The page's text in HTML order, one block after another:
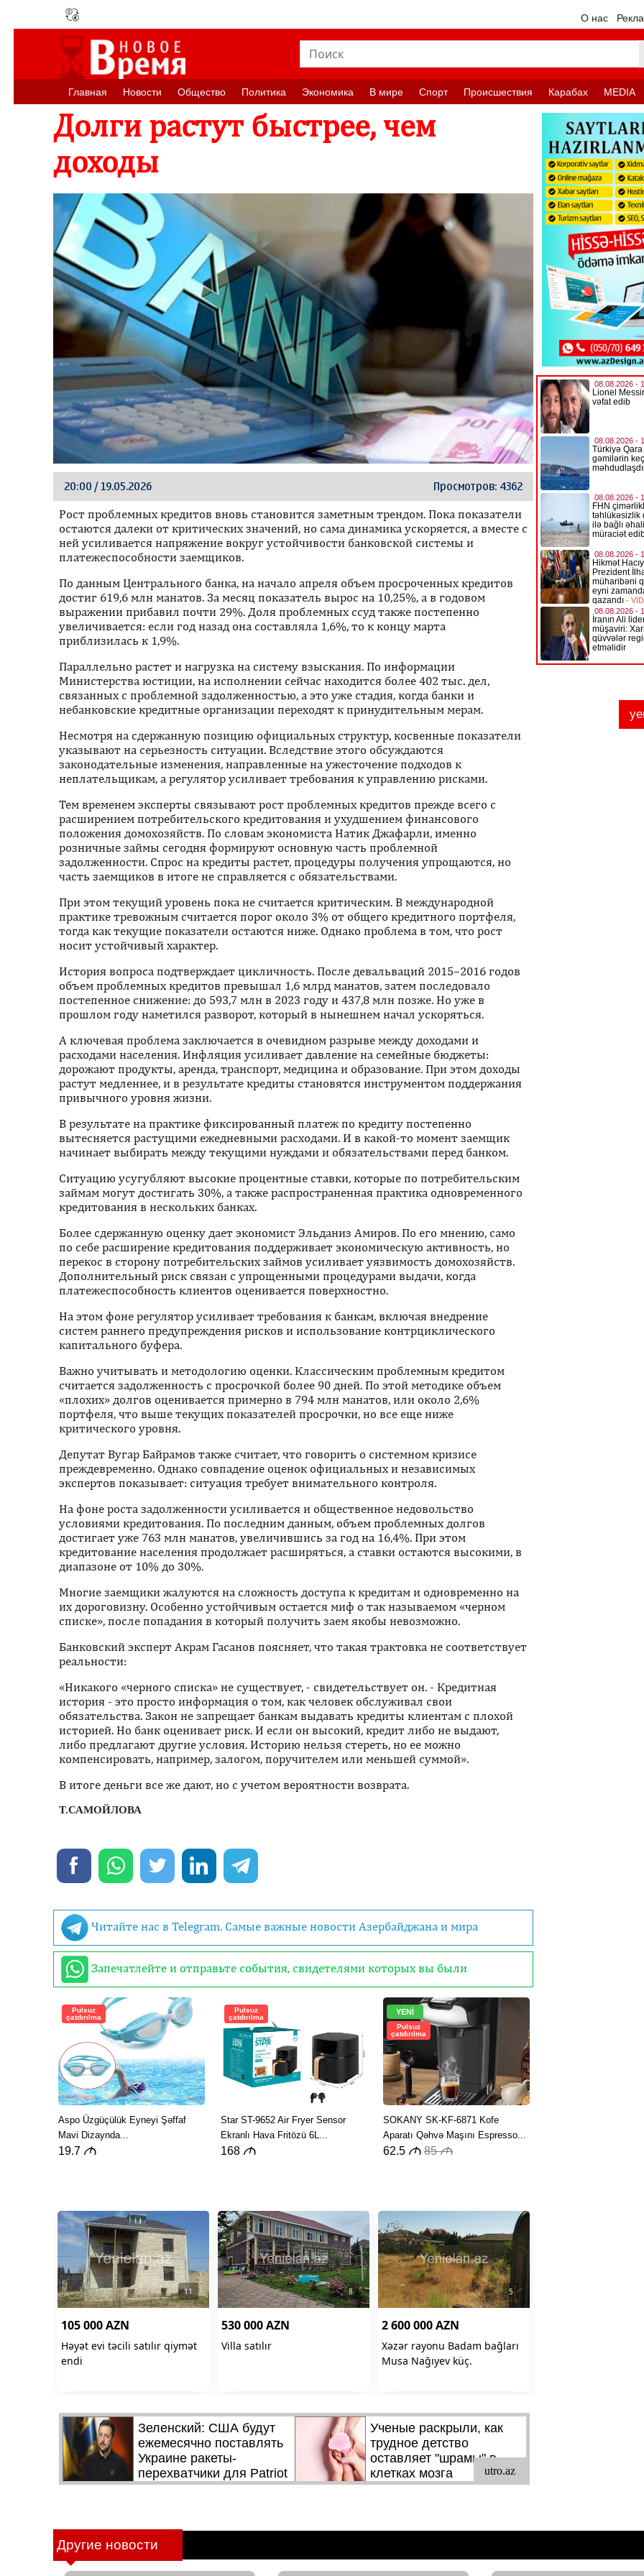
О нас
Главная Новости Oбщество Политика Экономика В мире Спорт Происшествия Карабах MEDIA
Долги растут быстрее, чем
доходы
20:00 / 19.05.2026 Просмотров: 4362
Рост проблемных кредитов вновь становится заметным трендом. Пока показатели
остаются далеки от критических значений, но сама динамика ускоряется, а вместе с
ней усиливается напряжение вокруг устойчивости банковской системы и
платежеспособности заемщиков.
По данным Центрального банка, на начало апреля объем просроченных кредитов
достиг 619,6 млн манатов. За месяц показатель вырос на 10,25%, а в годовом
выражении прибавил почти 29%. Доля проблемных ссуд также постепенно
увеличивается: если год назад она составляла 1,6%, то к концу марта
приблизилась к 1,9%.
Параллельно растет и нагрузка на систему взыскания. По информации
Министерства юстиции, на исполнении сейчас находится более 402 тыс. дел,
связанных с проблемной задолженностью, а это уже стадия, когда банки и
небанковские кредитные организации переходят к принудительным мерам.
Несмотря на сдержанную позицию официальных структур, косвенные показатели
указывают на серьезность ситуации. Вследствие этого обсуждаются
законодательные изменения, направленные на ужесточение подходов к
неплательщикам, а регулятор усиливает требования к управлению рисками.
Тем временем эксперты связывают рост проблемных кредитов прежде всего с
расширением потребительского кредитования и ухудшением финансового
положения домохозяйств. По словам экономиста Натик Джафарли, именно
розничные займы сегодня формируют основную часть проблемной
задолженности. Спрос на кредиты растет, процедуры получения упрощаются, но
часть заемщиков в итоге не справляется с обязательствами.
При этом текущий уровень пока не считается критическим. В международной
практике тревожным считается порог около 3% от общего кредитного портфеля,
тогда как текущие показатели остаются ниже. Однако проблема в том, что рост
носит устойчивый характер.
История вопроса подтверждает цикличность. После девальваций 2015–2016 годов
объем проблемных кредитов превышал 1,6 млрд манатов, затем последовало
постепенное снижение: до 593,7 млн в 2023 году и 437,8 млн позже. Но уже в
прошлом году наметился разворот, который в нынешнем начал ускоряться.
А ключевая проблема заключается в очевидном разрыве между доходами и
расходами населения. Инфляция усиливает давление на семейные бюджеты:
дорожают продукты, аренда, транспорт, медицина и образование. При этом доходы
растут медленнее, и в результате кредиты становятся инструментом поддержания
привычного уровня жизни.
В результате на практике фиксированный платеж по кредиту постепенно
вытесняется растущими ежедневными расходами. И в какой-то момент заемщик
начинает выбирать между текущими нуждами и обязательствами перед банком.
Ситуацию усугубляют высокие процентные ставки, которые по потребительским
займам могут достигать 30%, а также распространенная практика одновременного
кредитования в нескольких банках.
Более сдержанную оценку дает экономист Эльданиз Амиров. По его мнению, само
по себе расширение кредитования поддерживает экономическую активность, но
перекос в сторону потребительских займов усиливает уязвимость домохозяйств.
Дополнительный риск связан с упрощенными процедурами выдачи, когда
платежеспособность клиентов оценивается поверхностно.
На этом фоне регулятор усиливает требования к банкам, включая внедрение
систем раннего предупреждения рисков и использование контрциклического
капитального буфера.
Важно учитывать и методологию оценки. Классическим проблемным кредитом
считается задолженность с просрочкой более 90 дней. По этой методике объем
«плохих» долгов оценивается примерно в 794 млн манатов, или около 2,6%
портфеля, что выше текущих показателей просрочки, но все еще ниже
критического уровня.
Депутат Вугар Байрамов также считает, что говорить о системном кризисе
преждевременно. Однако совпадение оценок официальных и независимых
экспертов показывает: ситуация требует внимательного контроля.
На фоне роста задолженности усиливается и общественное недовольство
условиями кредитования. По последним данным, объем проблемных долгов
достигает уже 763 млн манатов, увеличившись за год на 16,4%. При этом
кредитование населения продолжает расширяться, а ставки остаются высокими, в
диапазоне от 10% до 30%.
Многие заемщики жалуются на сложность доступа к кредитам и одновременно на
их дороговизну. Особенно устойчивым остается миф о так называемом «черном
списке», после попадания в который получить заем якобы невозможно.
Банковский эксперт Акрам Гасанов поясняет, что такая трактовка не соответствует
реальности:
«Никакого «черного списка» не существует, - свидетельствует он. - Кредитная
история - это просто информация о том, как человек обслуживал свои
обязательства. Закон не запрещает банкам выдавать кредиты клиентам с плохой
историей. Но банк оценивает риск. И если он высокий, кредит либо не выдают,
либо предлагают другие условия. Историю нельзя стереть, но ее можно
компенсировать, например, залогом, поручителем или меньшей суммой».
В итоге деньги все же дают, но с учетом вероятности возврата.
Т.САМОЙЛОВА
Читайте нас в Telegram. Самые важные новости Азербайджана и мира
Запечатлейте и отправьте события, свидетелями которых вы были
Другие новости